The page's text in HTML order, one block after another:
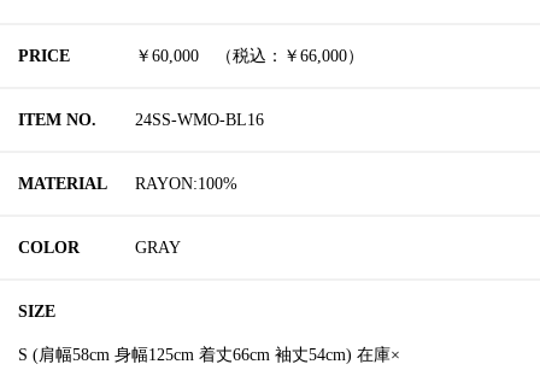
PRICE ￥60,000 （税込：￥66,000）
ITEM NO. 24SS-WMO-BL16
MATERIAL RAYON:100%
COLOR GRAY
SIZE
S (肩幅58cm 身幅125cm 着丈66cm 袖丈54cm) 在庫×